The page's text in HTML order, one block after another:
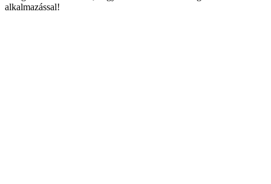
alkalmazással!